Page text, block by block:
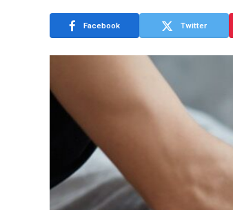
Facebook Twitter